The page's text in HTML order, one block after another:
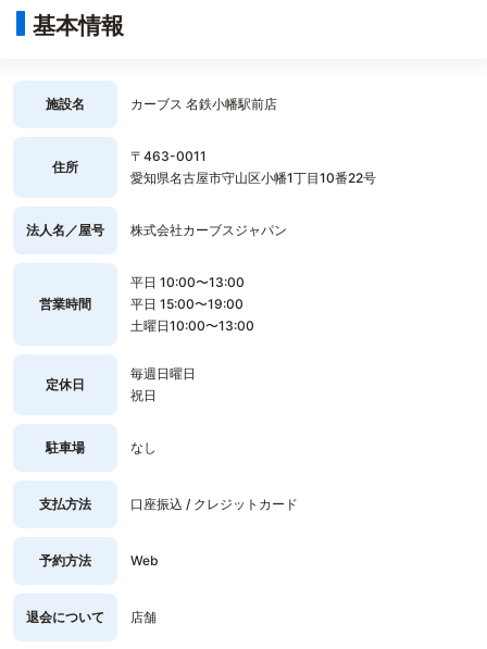
基本情報
施設名 カーブス 名鉄小幡駅前店
住所
〒463-0011
愛知県名古屋市守山区小幡1丁目10番22号
法人名／屋号 株式会社カーブスジャパン
営業時間
平日 10:00〜13:00
平日 15:00〜19:00
土曜日10:00〜13:00
定休日
毎週日曜日
祝日
駐車場 なし
支払方法 口座振込 / クレジットカード
予約方法 Web
退会について 店舗